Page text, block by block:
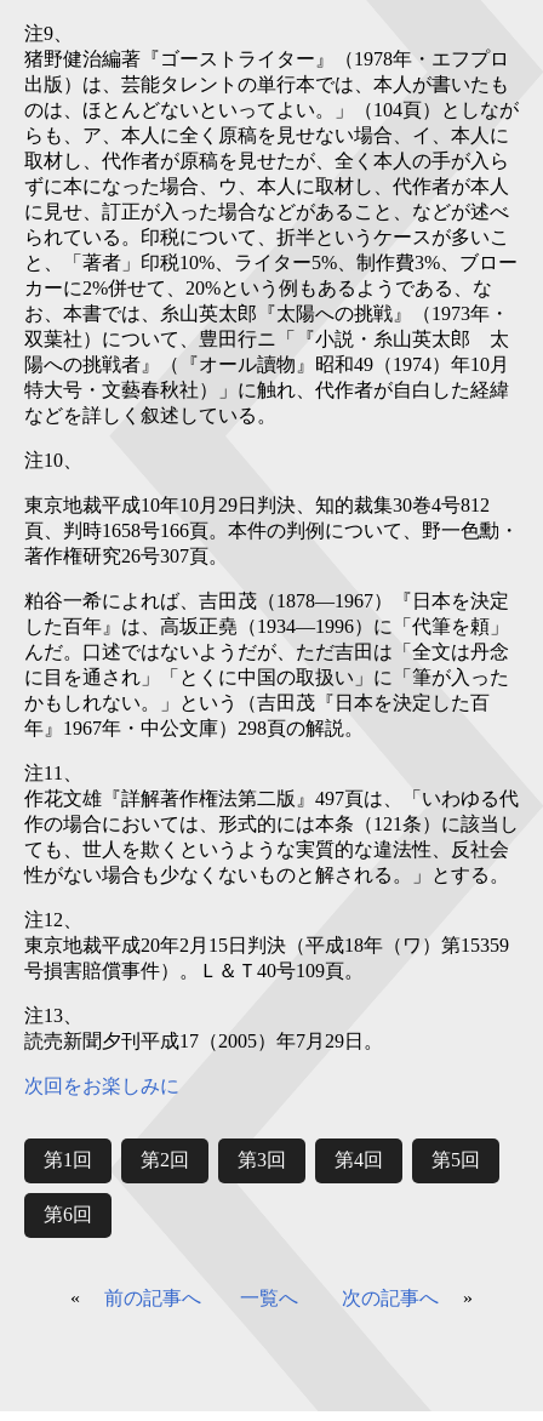
注9
猪野健治編著『ゴーストライター』（1978年・エフプロ
出版）は、芸能タレントの単行本では、本人が書いたも
のは、ほとんどないといってよい。」（104頁）としなが
らも、ア、本人に全く原稿を見せない場合、イ、本人に
取材し、代作者が原稿を見せたが、全く本人の手が入ら
ずに本になった場合、ウ、本人に取材し、代作者が本人
に見せ、訂正が入った場合などがあること、などが述べ
られている。印税について、折半というケースが多いこ
と、「著者」印税10%、ライター5%、制作費3%、ブロー
カーに2%併せて、20%という例もあるようである、な
お、本書では、糸山英太郎『太陽への挑戦』（1973年・
双葉社）について、豊田行ニ「『小説・糸山英太郎 太
陽への挑戦者』（『オール讀物』昭和49（1974）年10月
特大号・文藝春秋社）」に触れ、代作者が自白した経緯
などを詳しく叙述している。
注10
東京地裁平成10年10月29日判決、知的裁集30巻4号812
頁、判時1658号166頁。本件の判例について、野一色勳・
著作権研究26号307頁。
粕谷一希によれば、吉田茂（1878―1967）『日本を決定
した百年』は、高坂正堯（1934―1996）に「代筆を頼」
んだ。口述ではないようだが、ただ吉田は「全文は丹念
に目を通され」「とくに中国の取扱い」に「筆が入った
かもしれない。」という（吉田茂『日本を決定した百
年』1967年・中公文庫）298頁の解説。
注11
作花文雄『詳解著作権法第二版』497頁は、「いわゆる代
作の場合においては、形式的には本条（121条）に該当し
ても、世人を欺くというような実質的な違法性、反社会
性がない場合も少なくないものと解される。」とする。
注12
東京地裁平成20年2月15日判決（平成18年（ワ）第15359
号損害賠償事件）。Ｌ＆Ｔ40号109頁。
注13
読売新聞夕刊平成17（2005）年7月29日。
次回をお楽しみに
第1回 第2回 第3回 第4回 第5回
第6回
« 前の記事へ 一覧へ 次の記事へ »